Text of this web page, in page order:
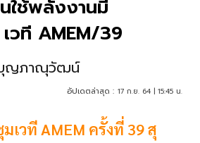
ใช้พลังงานมี
วที AMEM/39
บุญภาณุวัฒน์
อัปเดตล่าสุด : 17 ก.ย. 64 | 15:45 น.
เวที AMEM ครั้งที่ 39 สุ